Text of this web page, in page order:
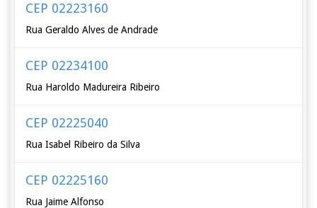
CEP 02223160
Rua Geraldo Alves de Andrade
CEP 02234100
Rua Haroldo Madureira Ribeiro
CEP 02225040
Rua Isabel Ribeiro da Silva
CEP 02225160
Rua Jaime Alfonso